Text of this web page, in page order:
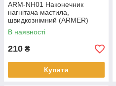
ARM-NH01 Наконечник
нагнітача мастила,
швидкознімний (ARMER)
В наявності
210 ₴
Купити